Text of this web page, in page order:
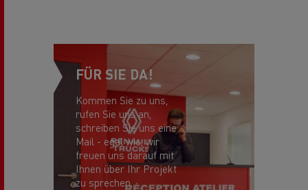
FÜR SIE DA!
Kommen Sie zu uns,
rufen Sie uns an,
schreiben Sie uns eine
Mail - egal wie, wir
freuen uns darauf mit
Ihnen über Ihr Projekt
zu sprechen.